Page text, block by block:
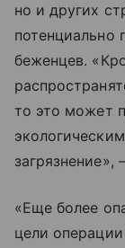
но и других
потенциально
беженцев.
то это может
«Еще более
цели